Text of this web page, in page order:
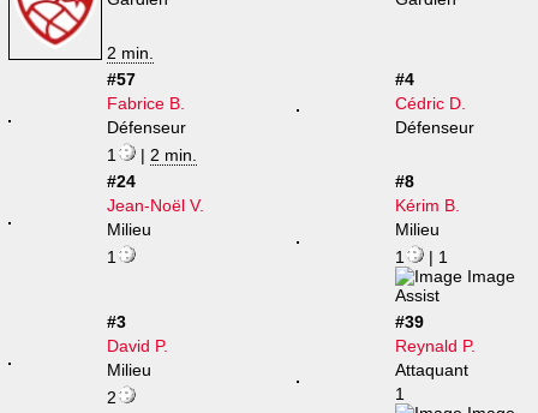
2 min.
#57
Fabrice B.
Défenseur
1
| 2 min.
#4
Cédric D.
Défenseur
#24
Jean-Noël V.
Milieu
1
#8
Kérim B.
Milieu
1
| 1
#3
David P.
Milieu
2
#39
Reynald P.
Attaquant
1